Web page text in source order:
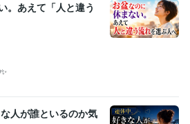
。あえて「人と違う
人が誰といるのか気